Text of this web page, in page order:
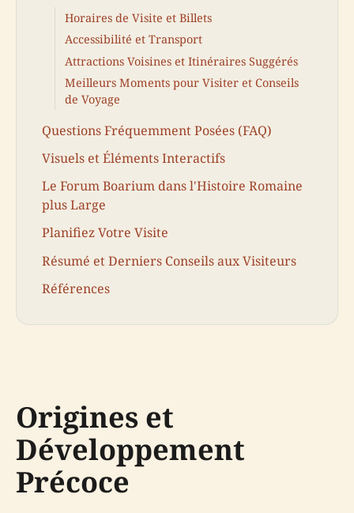
Horaires de Visite et Billets
Accessibilité et Transport
Attractions Voisines et Itinéraires Suggérés
Meilleurs Moments pour Visiter et Conseils
de Voyage
Questions Fréquemment Posées (FAQ)
Visuels et Éléments Interactifs
Le Forum Boarium dans l'Histoire Romaine
plus Large
Planifiez Votre Visite
Résumé et Derniers Conseils aux Visiteurs
Références
Origines et
Développement
Précoce